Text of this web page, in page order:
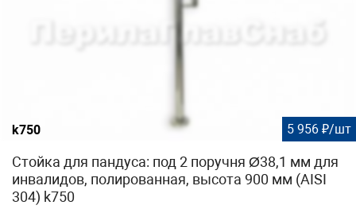
k750 5 956 ₽/шт
Стойка для пандуса: под 2 поручня Ø38,1 мм для
инвалидов, полированная, высота 900 мм (AISI
304) k750